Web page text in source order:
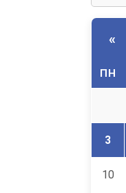
«
ПН
3
10